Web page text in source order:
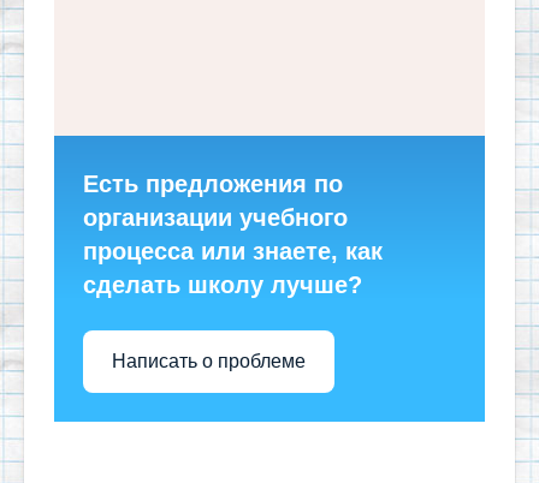
Есть предложения по
организации учебного
процесса или знаете, как
сделать школу лучше?
Написать о проблеме